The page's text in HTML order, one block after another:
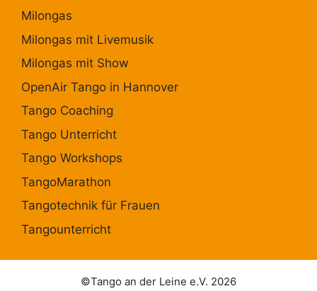
Milongas
Milongas mit Livemusik
Milongas mit Show
OpenAir Tango in Hannover
Tango Coaching
Tango Unterricht
Tango Workshops
TangoMarathon
Tangotechnik für Frauen
Tangounterricht
©Tango an der Leine e.V. 2026